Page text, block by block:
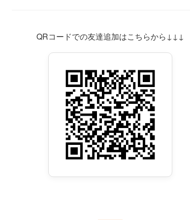
QRコードでの友達追加はこちらから↓↓↓